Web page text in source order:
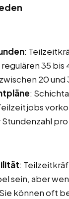
:
35 bis
20 und
:
:
sein, aber
können oft